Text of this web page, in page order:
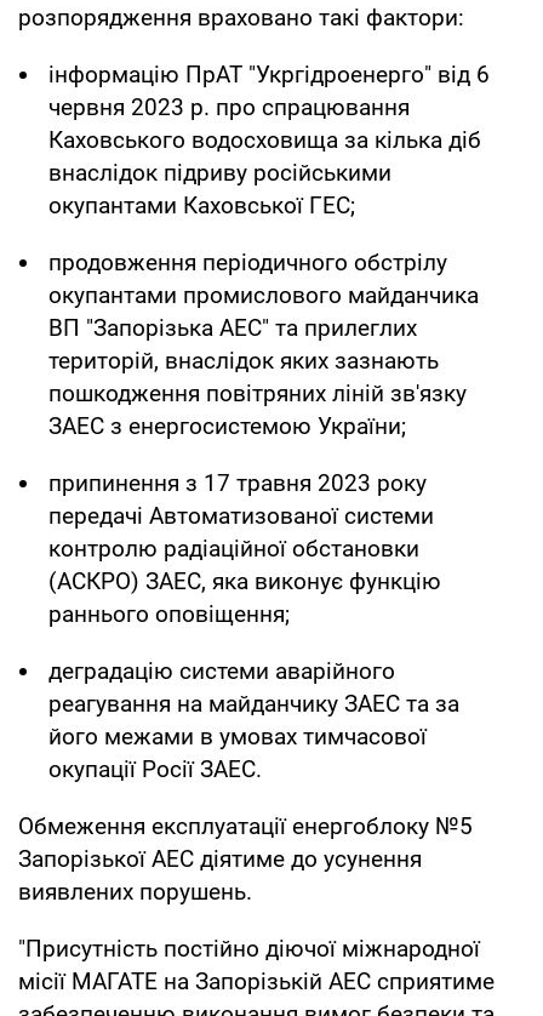
розпорядження враховано такі фактори:
інформацію ПрАТ "Укргідроенерго" від 6
червня 2023 р. про спрацювання
Каховського водосховища за кілька діб
внаслідок підриву російськими
окупантами Каховської ГЕС;
продовження періодичного обстрілу
окупантами промислового майданчика
ВП "Запорізька АЕС" та прилеглих
територій, внаслідок яких зазнають
пошкодження повітряних ліній зв'язку
ЗАЕС з енергосистемою України;
припинення з 17 травня 2023 року
передачі Автоматизованої системи
контролю радіаційної обстановки
(АСКРО) ЗАЕС, яка виконує функцію
раннього оповіщення;
деградацію системи аварійного
реагування на майданчику ЗАЕС та за
його межами в умовах тимчасової
окупації Росії ЗАЕС.
Обмеження експлуатації енергоблоку №5
Запорізької АЕС діятиме до усунення
виявлених порушень.
"Присутність постійно діючої міжнародної
місії МАГАТЕ на Запорізькій АЕС сприятиме